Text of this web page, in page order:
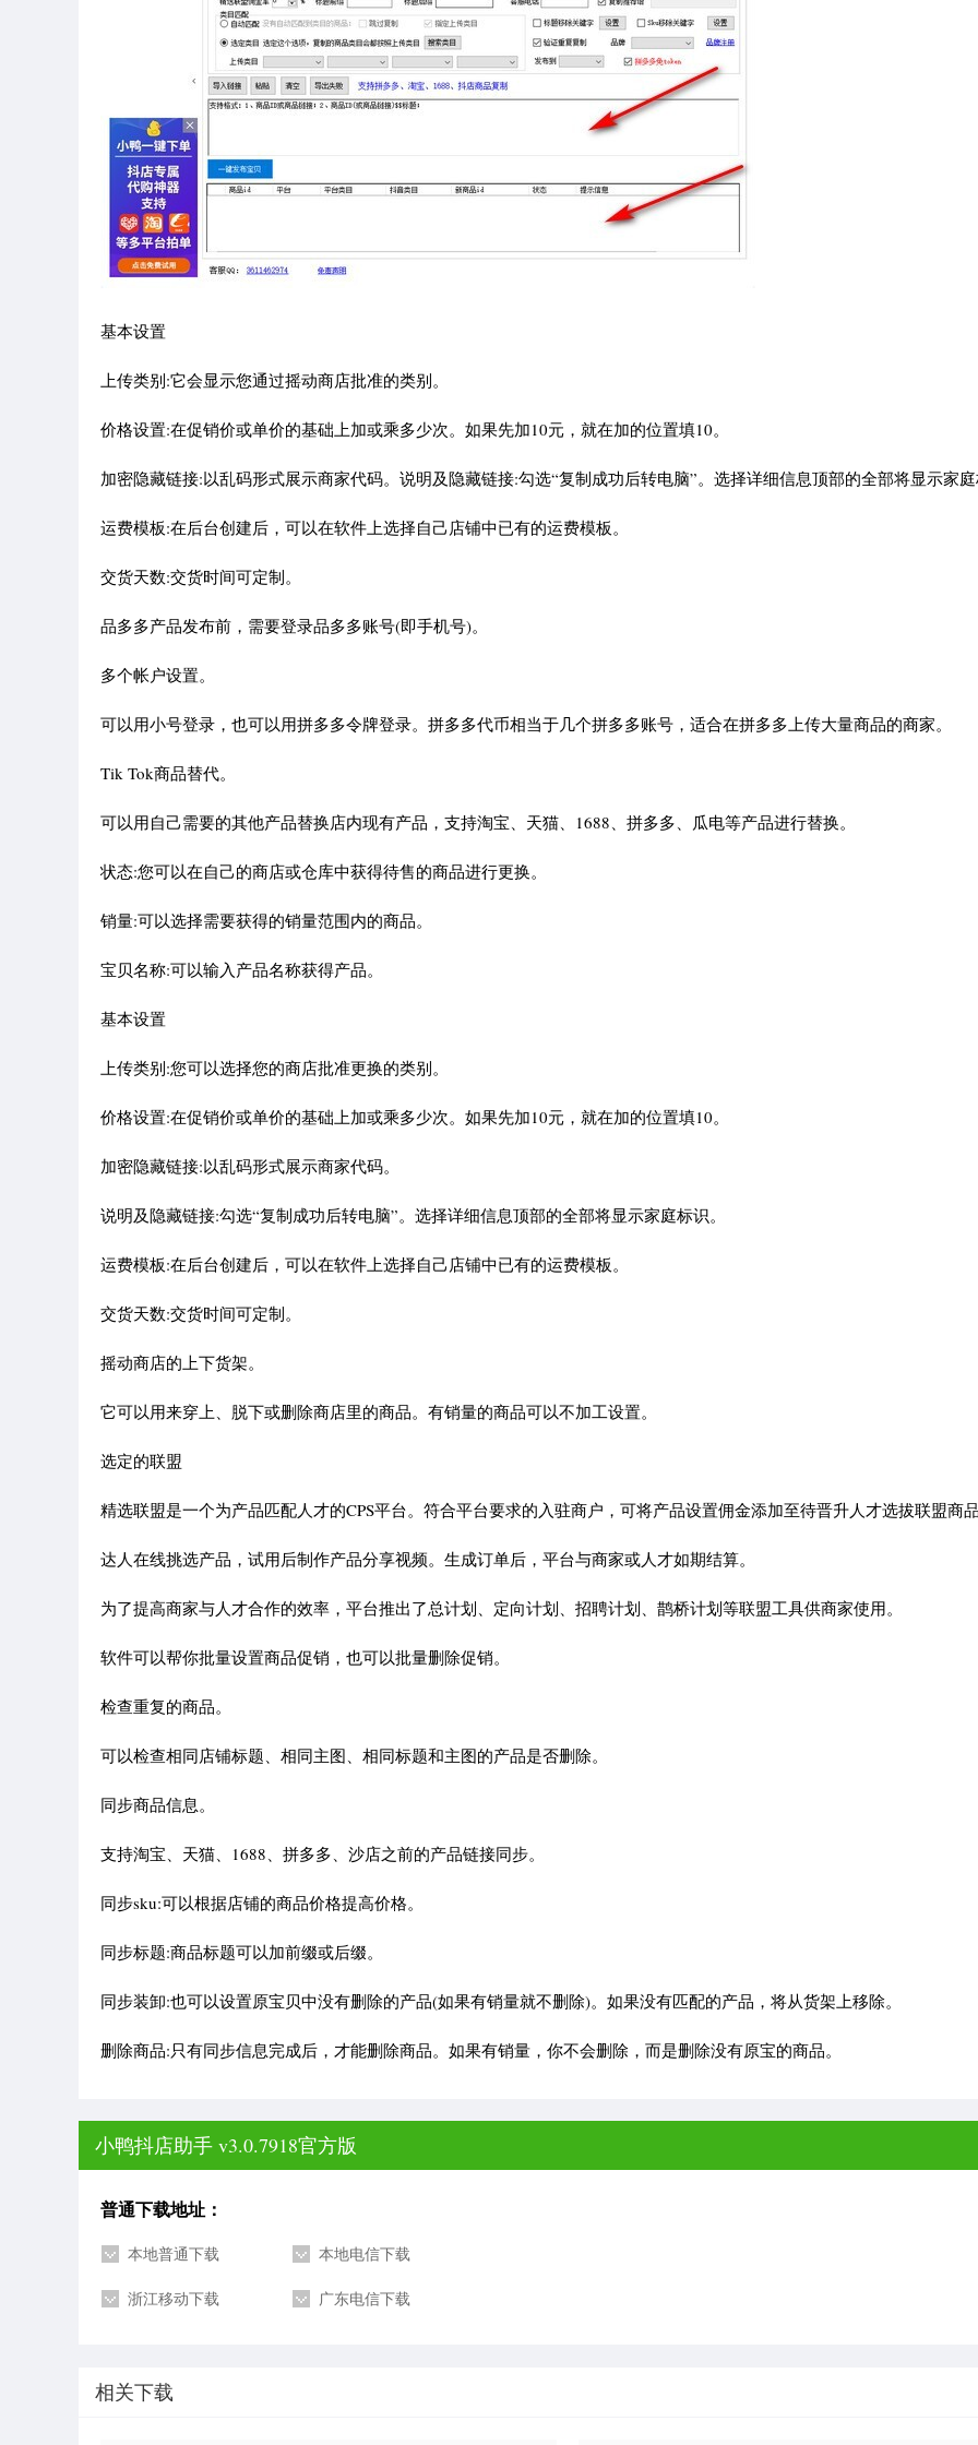
基本设置
上传类别:它会显示您通过摇动商店批准的类别。
价格设置:在促销价或单价的基础上加或乘多少次。如果先加10元，就在加的位置填10。
加密隐藏链接:以乱码形式展示商家代码。说明及隐藏链接:勾选“复制成功后转电脑”。选择详细信息顶部的全部将显示家
运费模板:在后台创建后，可以在软件上选择自己店铺中已有的运费模板。
交货天数:交货时间可定制。
品多多产品发布前，需要登录品多多账号(即手机号)。
多个帐户设置。
可以用小号登录，也可以用拼多多令牌登录。拼多多代币相当于几个拼多多账号，适合在拼多多上传大量商品的商家。
Tik Tok商品替代。
可以用自己需要的其他产品替换店内现有产品，支持淘宝、天猫、1688、拼多多、瓜电等产品进行替换。
状态:您可以在自己的商店或仓库中获得待售的商品进行更换。
销量:可以选择需要获得的销量范围内的商品。
宝贝名称:可以输入产品名称获得产品。
基本设置
上传类别:您可以选择您的商店批准更换的类别。
价格设置:在促销价或单价的基础上加或乘多少次。如果先加10元，就在加的位置填10。
加密隐藏链接:以乱码形式展示商家代码。
说明及隐藏链接:勾选“复制成功后转电脑”。选择详细信息顶部的全部将显示家庭标识。
运费模板:在后台创建后，可以在软件上选择自己店铺中已有的运费模板。
交货天数:交货时间可定制。
摇动商店的上下货架。
它可以用来穿上、脱下或删除商店里的商品。有销量的商品可以不加工设置。
选定的联盟
精选联盟是一个为产品匹配人才的CPS平台。符合平台要求的入驻商户，可将产品设置佣金添加至待晋升人才选拔联盟商
达人在线挑选产品，试用后制作产品分享视频。生成订单后，平台与商家或人才如期结算。
为了提高商家与人才合作的效率，平台推出了总计划、定向计划、招聘计划、鹊桥计划等联盟工具供商家使用。
软件可以帮你批量设置商品促销，也可以批量删除促销。
检查重复的商品。
可以检查相同店铺标题、相同主图、相同标题和主图的产品是否删除。
同步商品信息。
支持淘宝、天猫、1688、拼多多、沙店之前的产品链接同步。
同步sku:可以根据店铺的商品价格提高价格。
同步标题:商品标题可以加前缀或后缀。
同步装卸:也可以设置原宝贝中没有删除的产品(如果有销量就不删除)。如果没有匹配的产品，将从货架上移除。
删除商品:只有同步信息完成后，才能删除商品。如果有销量，你不会删除，而是删除没有原宝的商品。
小鸭抖店助手 v3.0.7918官方版
普通下载地址：
本地普通下载 本地电信下载
浙江移动下载 广东电信下载
相关下载